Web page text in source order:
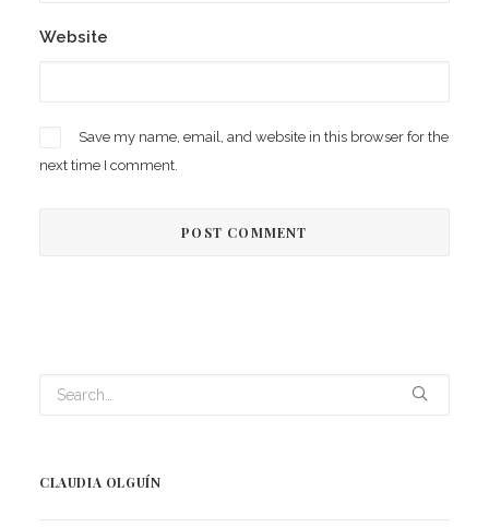
Website
Save my name, email, and website in this browser for the
next time I comment.
CLAUDIA OLGUÍN